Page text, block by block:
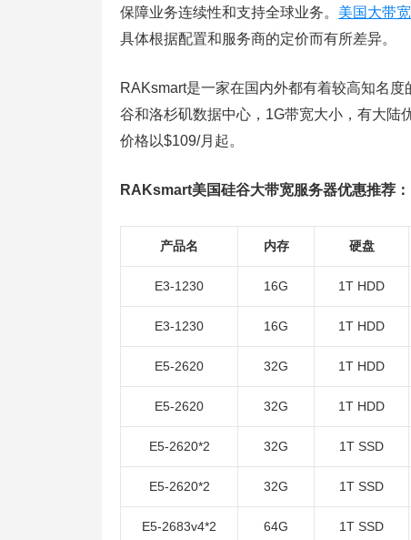
保障业务连续性和支持全球业务。 美国大带
具体根据配置和服务商的定价而有所差异。
RAKsmart是一家在国内外都有着较高知名
谷和洛杉矶数据中心，1G带宽大小，有大陆
价格以$109/月起。
RAKsmart美国硅谷大带宽服务器优惠推荐：
产品名 内存 硬盘
E3-1230 16G 1T HDD
E3-1230 16G 1T HDD
E5-2620 32G 1T HDD
E5-2620 32G 1T HDD
E5-2620*2 32G 1T SSD
E5-2620*2 32G 1T SSD
E5-2683v4*2 64G 1T SSD